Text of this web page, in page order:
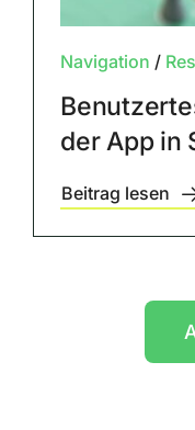
Navigation /
der App in
Beitrag lesen